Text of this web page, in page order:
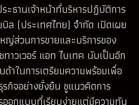
ธานเจ้าหน้าที่บริหารปฏิบัติการ
ล (ประเทศไทย) จำกัด เปิดเผย
ญ่ส่วนการขายและบริการของ
าวเวอร์ แอท ไบเทค นับเป็นอีก
าในการเตรียมความพร้อมเพื่อ
รกิจอย่างยั่งยืน ชูแนวคิดการ
ออกแบบที่เรียบง่ายแต่มีความทัน